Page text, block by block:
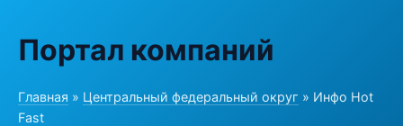
Портал компаний
Главная » Центральный федеральный округ » Инфо Hot
Fast